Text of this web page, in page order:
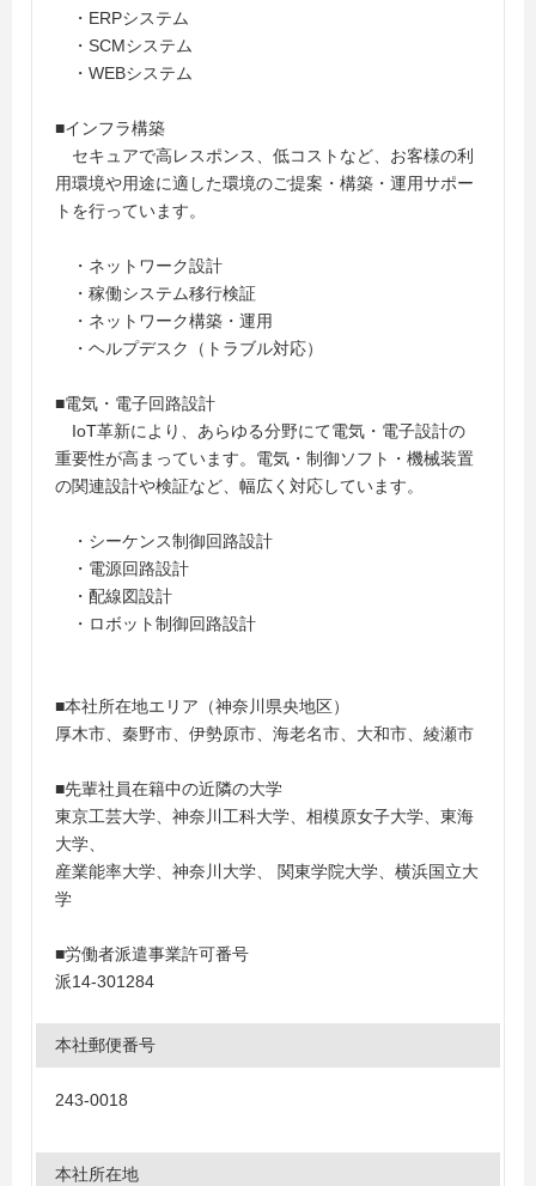
・ERPシステム
・SCMシステム
・WEBシステム
■インフラ構築
セキュアで高レスポンス、低コストなど、お客様の利
用環境や用途に適した環境のご提案・構築・運用サポー
トを行っています。
・ネットワーク設計
・稼働システム移行検証
・ネットワーク構築・運用
・ヘルプデスク（トラブル対応）
■電気・電子回路設計
IoT革新により、あらゆる分野にて電気・電子設計の
重要性が高まっています。電気・制御ソフト・機械装置
の関連設計や検証など、幅広く対応しています。
・シーケンス制御回路設計
・電源回路設計
・配線図設計
・ロボット制御回路設計
■本社所在地エリア（神奈川県央地区）
厚木市、秦野市、伊勢原市、海老名市、大和市、綾瀬市
■先輩社員在籍中の近隣の大学
東京工芸大学、神奈川工科大学、相模原女子大学、東海
大学、
産業能率大学、神奈川大学、 関東学院大学、横浜国立大
学
■労働者派遣事業許可番号
派14-301284
本社郵便番号
243-0018
本社所在地